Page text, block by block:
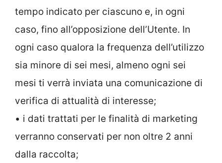
tempo indicato per ciascuno e, in ogni
caso, fino all’opposizione dell’Utente. In
ogni caso qualora la frequenza dell’utilizzo
sia minore di sei mesi, almeno ogni sei
mesi ti verrà inviata una comunicazione di
verifica di attualità di interesse;
• i dati trattati per le finalità di marketing
verranno conservati per non oltre 2 anni
dalla raccolta;